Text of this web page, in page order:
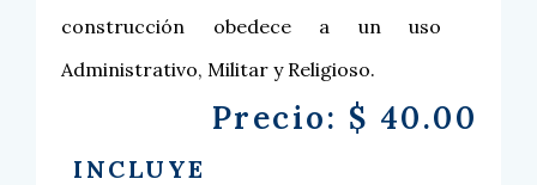
construcción obedece a un uso
Administrativo, Militar y Religioso.
Precio: $ 40.00
INCLUYE